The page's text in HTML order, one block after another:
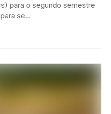
para o segundo semestre
se...